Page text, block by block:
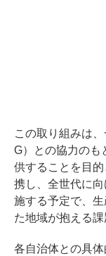
この取り組みは
G）との協力のも
供することを目
携し、全世代に
施する予定で、
た地域が抱える
各自治体との具